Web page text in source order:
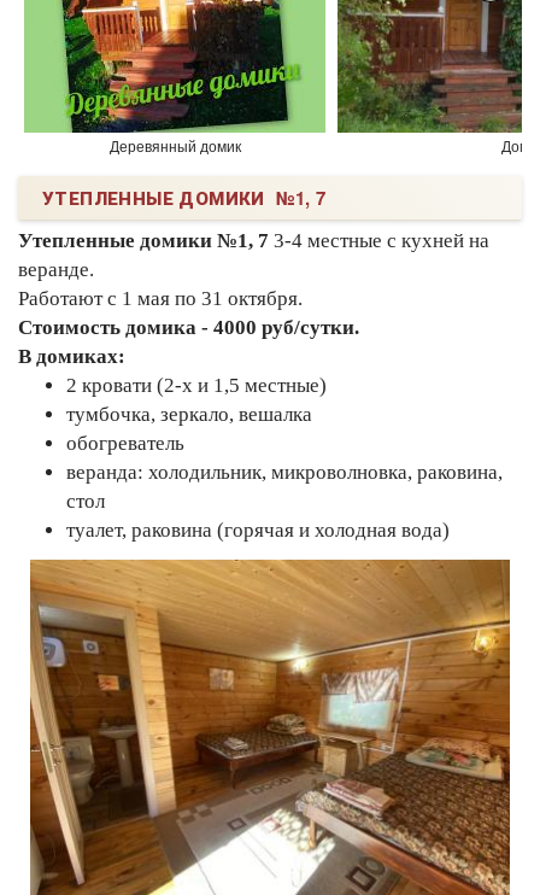
Деревянный домик
УТЕПЛЕННЫЕ ДОМИКИ №1, 7
Утепленные домики №1, 7 3-4 местные с кухней на
веранде.
Работают с 1 мая по 31 октября.
Стоимость домика - 4000 руб/сутки.
В домиках:
2 кровати (2-х и 1,5 местные)
тумбочка, зеркало, вешалка
обогреватель
веранда: холодильник, микроволновка, раковина,
стол
туалет, раковина (горячая и холодная вода)